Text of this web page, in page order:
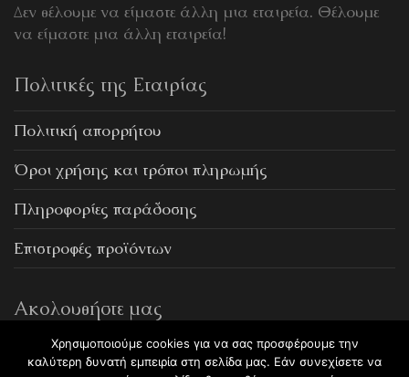
Δεν θέλουμε να είμαστε άλλη μια εταιρεία. Θέλουμε
να είμαστε μια άλλη εταιρεία!
Πολιτικές της Εταιρίας
Πολιτική απορρήτου
Όροι χρήσης και τρόποι πληρωμής
Πληροφορίες παράδοσης
Επιστροφές προϊόντων
Ακολουθήστε μας
Χρησιμοποιούμε cookies για να σας προσφέρουμε την
καλύτερη δυνατή εμπειρία στη σελίδα μας. Εάν συνεχίσετε να